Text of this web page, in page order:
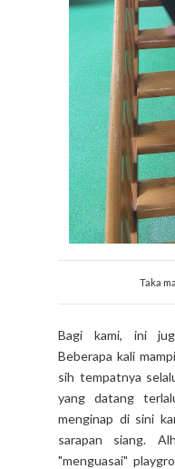
Taka
Bagi kami, ini
Beberapa kali
sih tempatnya
yang datang
menginap di sini
sarapan siang.
"menguasai"